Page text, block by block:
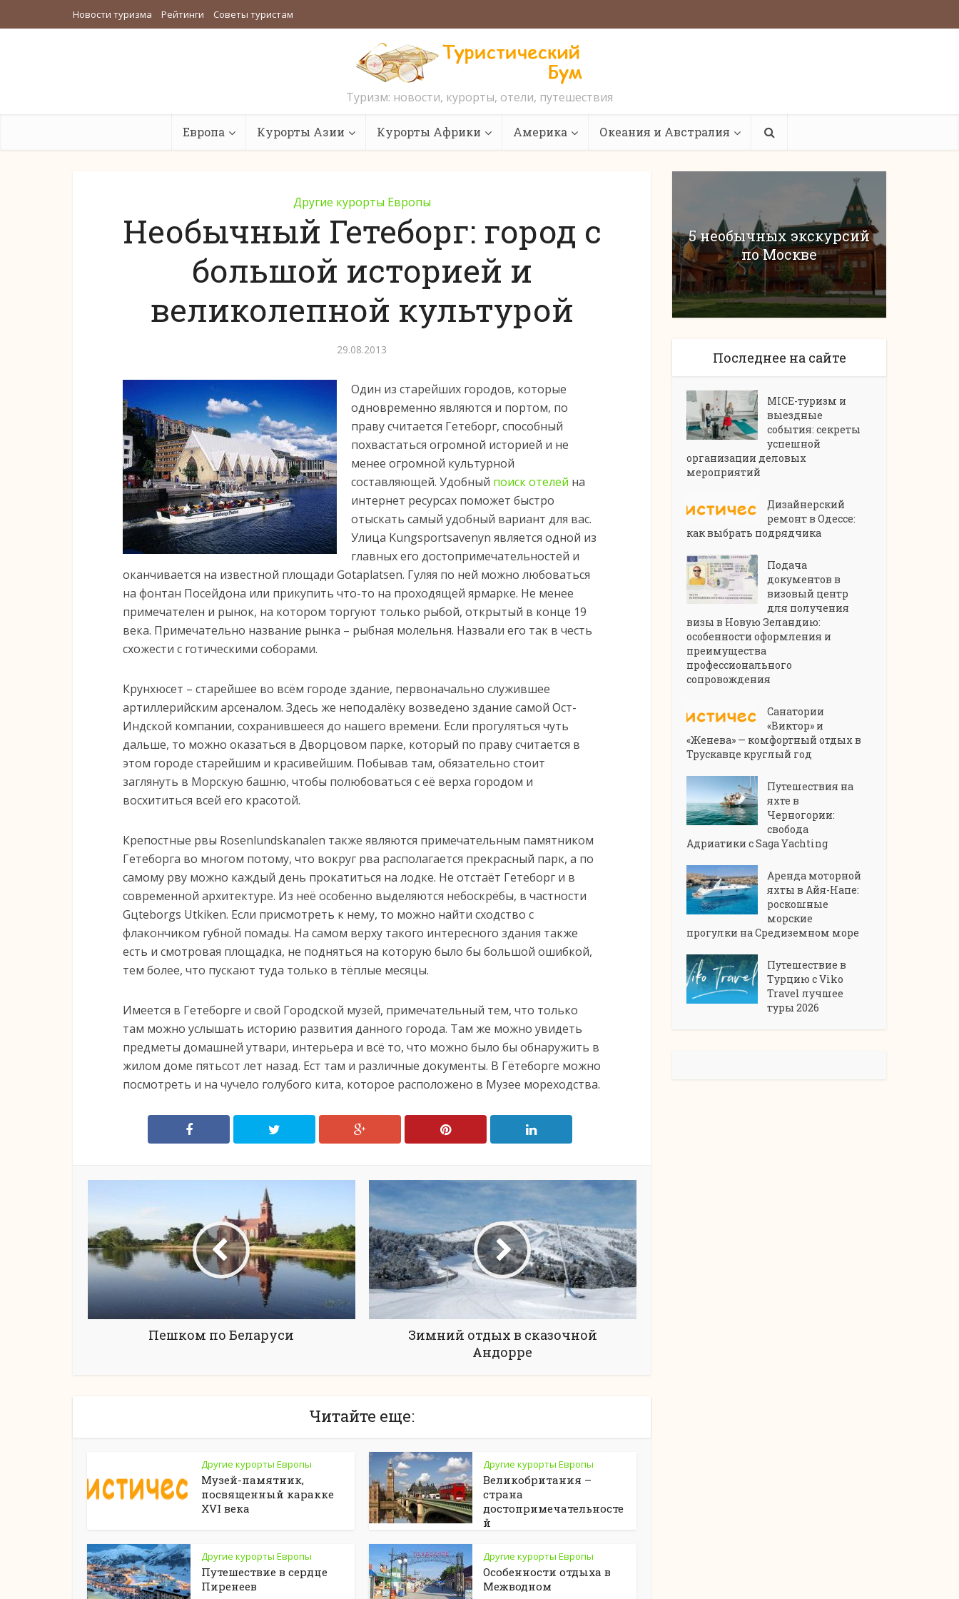
Новости туризма Рейтинги Советы туристам
Туризм: новости, курорты, отели, путешествия
Европа Курорты Азии Курорты Африки Америка Океания и Австралия
Другие курорты Европы
Необычный Гетеборг: город с
большой историей и
великолепной культурой
29.08.2013
Один из старейших городов, которые
одновременно являются и портом, по
праву считается Гетеборг, способный
похвастаться огромной историей и не
менее огромной культурной
составляющей. Удобный поиск отелей на
интернет ресурсах поможет быстро
отыскать самый удобный вариант для вас.
Улица Kungsportsavenyn является одной из
главных его достопримечательностей и
оканчивается на известной площади Gotaplatsen. Гуляя по ней можно любоваться
на фонтан Посейдона или прикупить что-то на проходящей ярмарке. Не менее
примечателен и рынок, на котором торгуют только рыбой, открытый в конце 19
века. Примечательно название рынка – рыбная молельня. Назвали его так в честь
схожести с готическими соборами.
Крунхюсет – старейшее во всём городе здание, первоначально служившее
артиллерийским арсеналом. Здесь же неподалёку возведено здание самой Ост-
Индской компании, сохранившееся до нашего времени. Если прогуляться чуть
дальше, то можно оказаться в Дворцовом парке, который по праву считается в
этом городе старейшим и красивейшим. Побывав там, обязательно стоит
заглянуть в Морскую башню, чтобы полюбоваться с её верха городом и
восхититься всей его красотой.
Крепостные рвы Rosenlundskanalen также являются примечательным памятником
Гетеборга во многом потому, что вокруг рва располагается прекрасный парк, а по
самому рву можно каждый день прокатиться на лодке. Не отстаёт Гетеборг и в
современной архитектуре. Из неё особенно выделяются небоскрёбы, в частности
Gцteborgs Utkiken. Если присмотреть к нему, то можно найти сходство с
флакончиком губной помады. На самом верху такого интересного здания также
есть и смотровая площадка, не подняться на которую было бы большой ошибкой,
тем более, что пускают туда только в тёплые месяцы.
Имеется в Гетеборге и свой Городской музей, примечательный тем, что только
там можно услышать историю развития данного города. Там же можно увидеть
предметы домашней утвари, интерьера и всё то, что можно было бы обнаружить в
жилом доме пятьсот лет назад. Ест там и различные документы. В Гётеборге можно
посмотреть и на чучело голубого кита, которое расположено в Музее мореходства.
Пешком по Беларуси
Зимний отдых в сказочной
Андорре
Читайте еще:
Другие курорты Европы
Музей-памятник,
посвященный каракке
XVI века
Другие курорты Европы
Великобритания –
страна
достопримечательносте
й
Другие курорты Европы
Путешествие в сердце
Пиренеев
Другие курорты Европы
Особенности отдыха в
Межводном
5 необычных экскурсий
по Москве
Последнее на сайте
MICE-туризм и
выездные
события: секреты
успешной
организации деловых
мероприятий
Дизайнерский
ремонт в Одессе:
как выбрать подрядчика
Подача
документов в
визовый центр
для получения
визы в Новую Зеландию:
особенности оформления и
преимущества
профессионального
сопровождения
Санатории
«Виктор» и
«Женева» — комфортный отдых в
Трускавце круглый год
Путешествия на
яхте в
Черногории:
свобода
Адриатики с Saga Yachting
Аренда моторной
яхты в Айя-Напе:
роскошные
морские
прогулки на Средиземном море
Путешествие в
Турцию с Viko
Travel лучшее
туры 2026